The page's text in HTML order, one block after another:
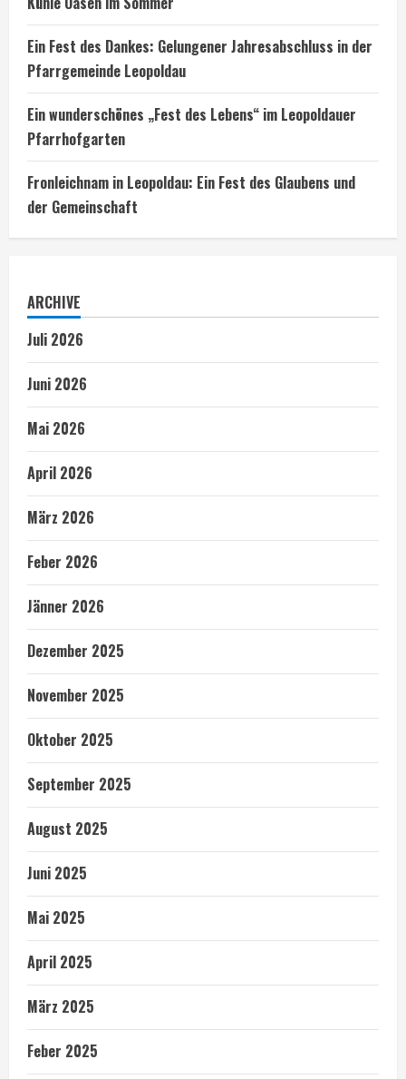
Ein Fest des Dankes: Gelungener Jahresabschluss in der
Pfarrgemeinde Leopoldau
Ein wunderschönes „Fest des Lebens“ im Leopoldauer
Pfarrhofgarten
Fronleichnam in Leopoldau: Ein Fest des Glaubens und
der Gemeinschaft
ARCHIVE
Juli 2026
Juni 2026
Mai 2026
April 2026
März 2026
Feber 2026
Jänner 2026
Dezember 2025
November 2025
Oktober 2025
September 2025
August 2025
Juni 2025
Mai 2025
April 2025
März 2025
Feber 2025